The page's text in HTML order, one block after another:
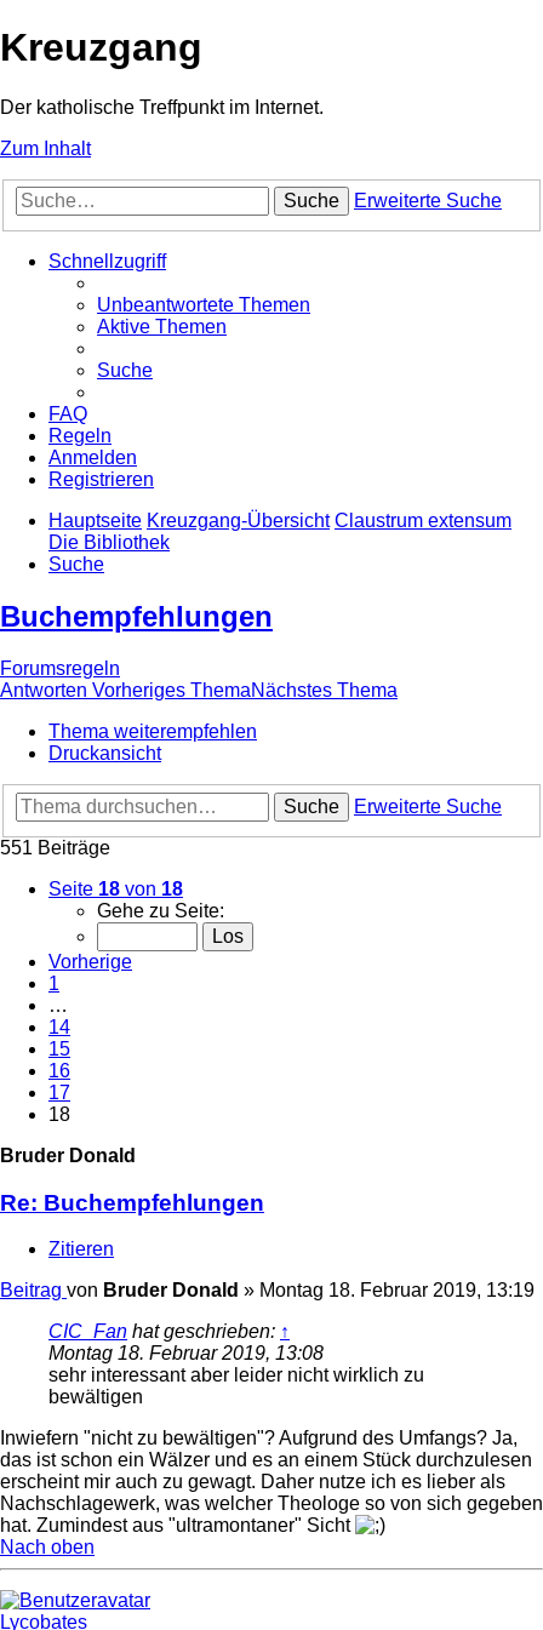
Kreuzgang
Der katholische Treffpunkt im Internet.
Zum Inhalt
Suche Erweiterte Suche
Schnellzugriff
Unbeantwortete Themen
Aktive Themen
Suche
FAQ
Regeln
Anmelden
Registrieren
Hauptseite Kreuzgang-Übersicht Claustrum extensum
Die Bibliothek
Suche
Buchempfehlungen
Forumsregeln
Antworten Vorheriges ThemaNächstes Thema
Thema weiterempfehlen
Druckansicht
Suche
Erweiterte Suche
551 Beiträge
Seite 18 von 18
Gehe zu Seite:
Vorherige
1
…
14
15
16
17
18
Bruder Donald
Re: Buchempfehlungen
Zitieren
Beitrag von Bruder Donald » Montag 18. Februar 2019, 13:19
CIC_Fan hat geschrieben: ↑
Montag 18. Februar 2019, 13:08
sehr interessant aber leider nicht wirklich zu
bewältigen
Inwiefern "nicht zu bewältigen"? Aufgrund des Umfangs? Ja,
das ist schon ein Wälzer und es an einem Stück durchzulesen
erscheint mir auch zu gewagt. Daher nutze ich es lieber als
Nachschlagewerk, was welcher Theologe so von sich gegeben
hat. Zumindest aus "ultramontaner" Sicht
Nach oben
Lycobates